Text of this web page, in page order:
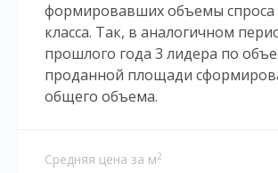
формировавших объемы спроса
класса. Так, в аналогичном
прошлого года 3 лидера по
проданной площади
общего объема.
Средняя цена за м2